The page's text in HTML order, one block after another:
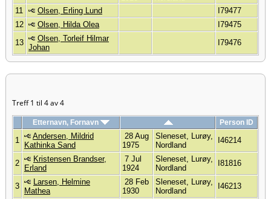
11 Olsen, Erling Lund
I79477
12
Olsen, Hilda Olea
I79475
13
Olsen, Torleif Hilmar
Johan
I79476
Treff 1 til 4 av 4
Etternavn, Fornavn Person ID
1
Andersen, Mildrid
Kathinka Sand
28 Aug
1975
Sleneset, Lurøy,
Nordland
I46214
2
Kristensen Brandser,
Erland
7 Jul
1924
Sleneset, Lurøy,
Nordland
I81816
3
Larsen, Helmine
Mathea
28 Feb
1930
Sleneset, Lurøy,
Nordland
I46213